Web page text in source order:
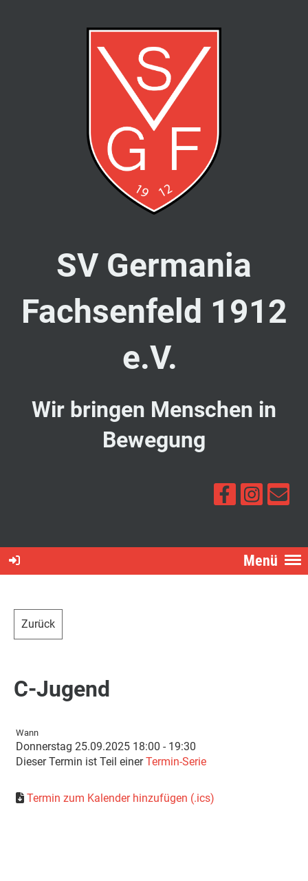
SV Germania
Fachsenfeld 1912
e.V.
Wir bringen Menschen in
Bewegung
Menü
Zurück
C-Jugend
Wann
Donnerstag 25.09.2025 18:00 - 19:30
Dieser Termin ist Teil einerTermin-Serie
Termin zum Kalender hinzufügen (.ics)